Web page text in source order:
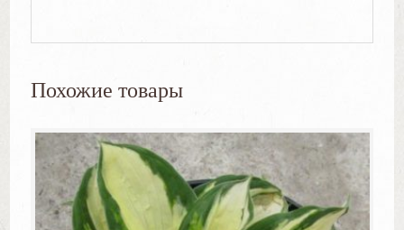
Похожие товары